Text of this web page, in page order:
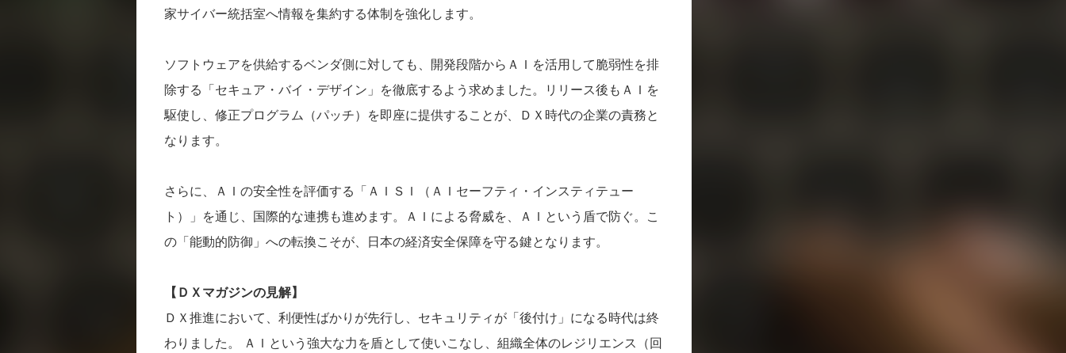
家サイバー統括室へ情報を集約する体制を強化します。
ソフトウェアを供給するベンダ側に対しても、開発段階からＡＩを活用して脆弱性を排
除する「セキュア・バイ・デザイン」を徹底するよう求めました。リリース後もＡＩを
駆使し、修正プログラム（パッチ）を即座に提供することが、ＤＸ時代の企業の責務と
なります。
さらに、ＡＩの安全性を評価する「ＡＩＳＩ（ＡＩセーフティ・インスティテュー
ト）」を通じ、国際的な連携も進めます。ＡＩによる脅威を、ＡＩという盾で防ぐ。こ
の「能動的防御」への転換こそが、日本の経済安全保障を守る鍵となります。
【ＤＸマガジンの見解】
ＤＸ推進において、利便性ばかりが先行し、セキュリティが「後付け」になる時代は終
わりました。 ＡＩという強大な力を盾として使いこなし、組織全体のレジリエンス（回